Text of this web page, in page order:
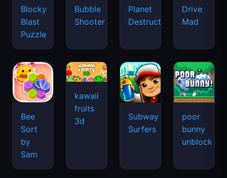
Blocky
Blast
Puzzle
Bubble
Shooter
Planet
Destruction
Drive
Mad
Bee
Sort
by
Sam
kawaii
fruits
3d
Subway
Surfers
poor
bunny
unblock